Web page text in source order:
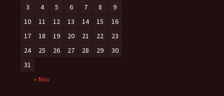
« Nov
3
4 5 6 7 8
9
10
11 12 13 14 15
16
17
18 19 20 21 22
23
24
25 26 27 28 29
30
31